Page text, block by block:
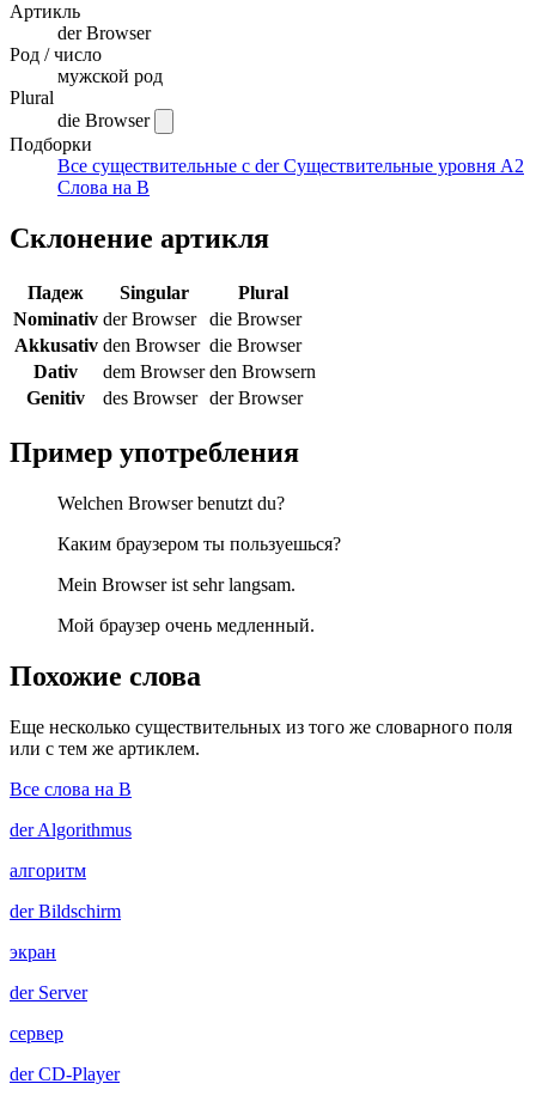
Артикль
derBrowser
Род / число
мужской род
Plural
die Browser
Подборки
Все существительные с derСуществительные уровня A2
Слова на B
Склонение артикля
Падеж Singular
Plural
Nominativ der Browser
die Browser
Akkusativ den Browser die Browser
Dativ
dem Browser den Browsern
Genitiv
des Browser der Browser
Пример употребления
Welchen Browser benutzt du?
Каким браузером ты пользуешься?
Mein Browser ist sehr langsam.
Мой браузер очень медленный.
Похожие слова
Еще несколько существительных из того же словарного поля
или с тем же артиклем.
Все слова на B
derAlgorithmus
алгоритм
derBildschirm
экран
derServer
сервер
derCD-Player